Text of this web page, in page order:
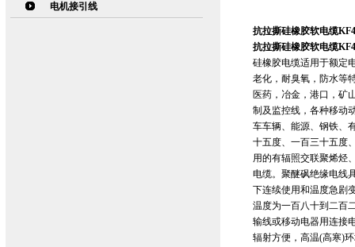
电机接引线
抗拉撕硅橡胶软电缆
抗拉撕硅橡胶软电缆
硅橡胶电缆适用于额定
老化，耐臭氧，防水等
医药，冶金，港口，矿
制及监控线，各种移动
车车辆、能源、钢铁、
十五度、一百三十五度
用的有辐照交联聚烯烃
电缆。聚醚砜绝缘电线
下连续使用和温度急剧
温度为一百八十到二百
输线或移动电器用连接
辐射方便，高温(高寒)